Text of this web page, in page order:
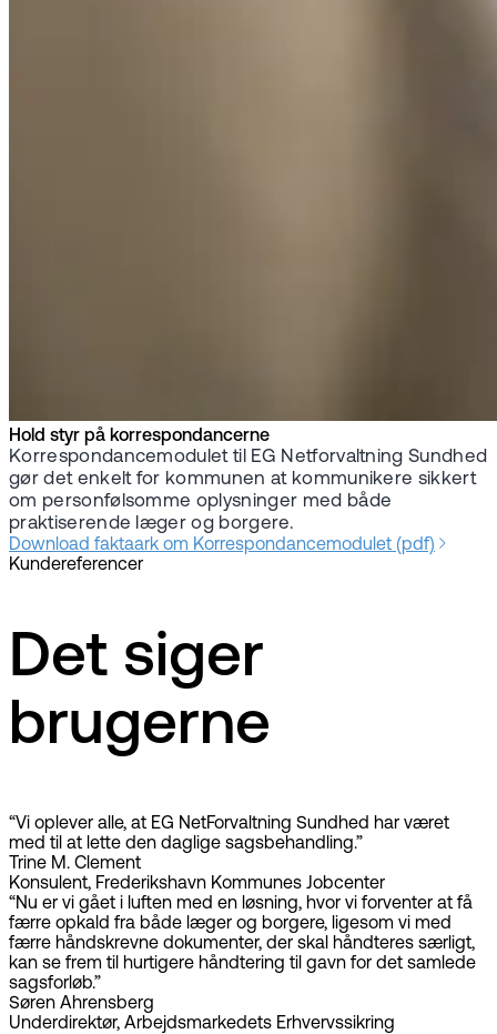
Hold styr på korrespondancerne
Korrespondancemodulet til EG Netforvaltning Sundhed
gør det enkelt for kommunen at kommunikere sikkert
om personfølsomme oplysninger med både
praktiserende læger og borgere.
Download faktaark om Korrespondancemodulet (pdf)
Kundereferencer
Det siger
brugerne
“Vi oplever alle, at EG NetForvaltning Sundhed har været
med til at lette den daglige sagsbehandling.”
Trine M. Clement
Konsulent, Frederikshavn Kommunes Jobcenter
“Nu er vi gået i luften med en løsning, hvor vi forventer at få
færre opkald fra både læger og borgere, ligesom vi med
færre håndskrevne dokumenter, der skal håndteres særligt,
kan se frem til hurtigere håndtering til gavn for det samlede
sagsforløb.”
Søren Ahrensberg
Underdirektør, Arbejdsmarkedets Erhvervssikring